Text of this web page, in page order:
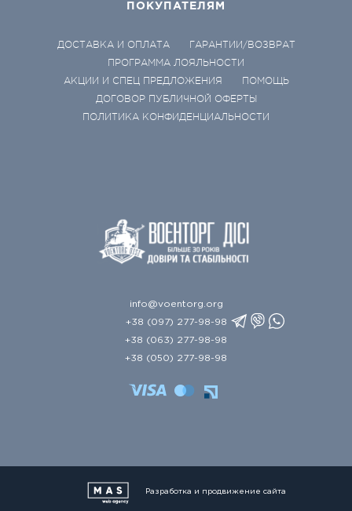
ПОКУПАТЕЛЯМ
ДОСТАВКА И ОПЛАТА
ГАРАНТИИ/ВОЗВРАТ
ПРОГРАММА ЛОЯЛЬНОСТИ
АКЦИИ И СПЕЦ ПРЕДЛОЖЕНИЯ
ПОМОЩЬ
ДОГОВОР ПУБЛИЧНОЙ ОФЕРТЫ
ПОЛИТИКА КОНФИДЕНЦИАЛЬНОСТИ
info@voentorg.org
+38 (097) 277-98-98
+38 (063) 277-98-98
+38 (050) 277-98-98
Разработка и продвижение сайта